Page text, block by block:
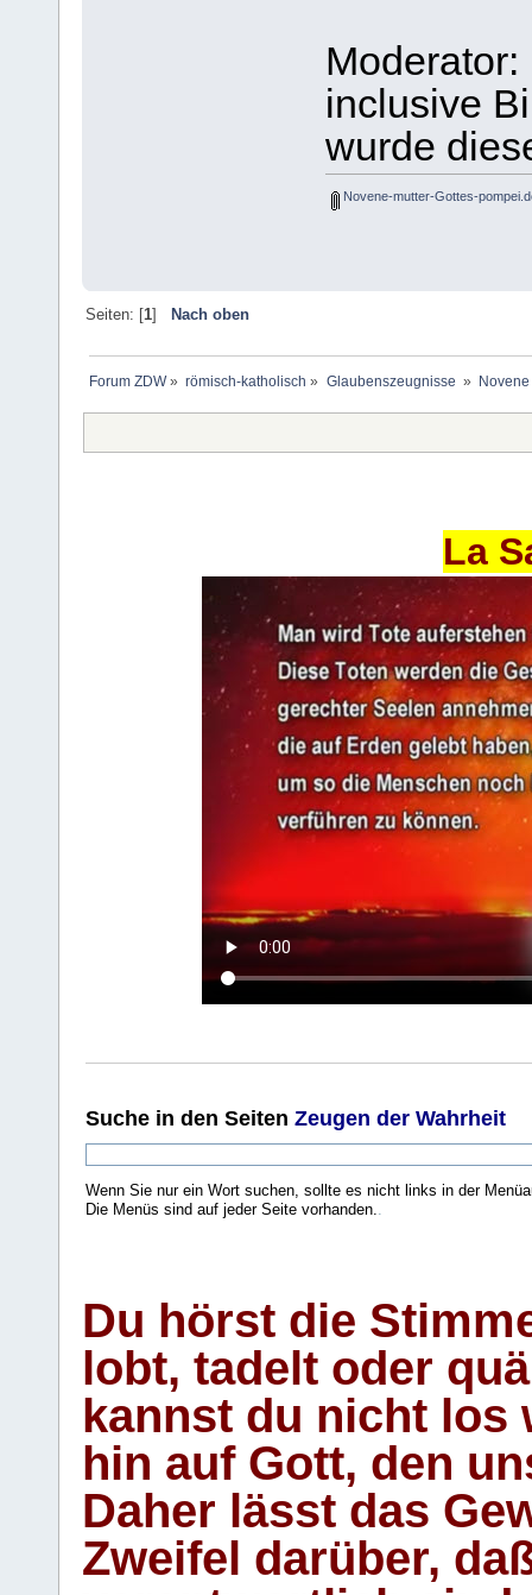
inclusive
wurde
Novene-mutter-Gottes-
Seiten: [1] Nach oben
Forum ZDW» römisch-katholisch » Glaubenszeugnisse »
La
Suche in den Seiten Zeugen der Wahrheit
Wenn Sie nur ein Wort suchen, sollte es nicht links in der
Die Menüs sind auf jeder Seite vorhanden.
Du hörst die
lobt, tadelt oder
kannst du nicht los
hin auf Gott, den
Daher lässt das
Zweifel darüber,